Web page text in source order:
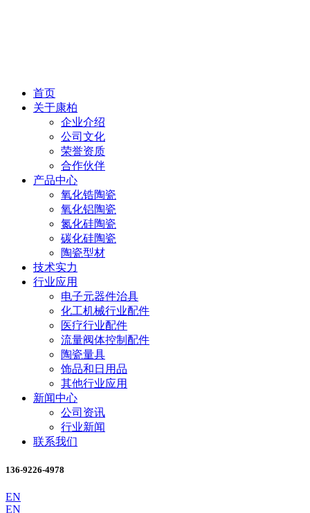
首页
关于康柏
企业介绍
公司文化
荣誉资质
合作伙伴
产品中心
氧化锆陶瓷
氧化铝陶瓷
氮化硅陶瓷
碳化硅陶瓷
陶瓷型材
技术实力
行业应用
电子元器件治具
化工机械行业配件
医疗行业配件
流量阀体控制配件
陶瓷量具
饰品和日用品
其他行业应用
新闻中心
公司资讯
行业新闻
联系我们
136-9226-4978
EN
EN